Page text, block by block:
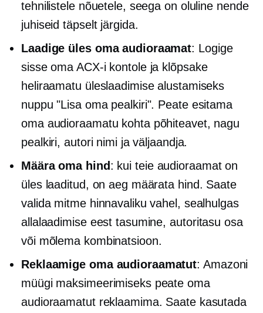
tehnilistele nõuetele, seega on oluline nende
juhiseid täpselt järgida.
Laadige üles oma audioraamat: Logige
sisse oma ACX-i kontole ja klõpsake
heliraamatu üleslaadimise alustamiseks
nuppu "Lisa oma pealkiri". Peate esitama
oma audioraamatu kohta põhiteavet, nagu
pealkiri, autori nimi ja väljaandja.
Määra oma hind: kui teie audioraamat on
üles laaditud, on aeg määrata hind. Saate
valida mitme hinnavaliku vahel, sealhulgas
allalaadimise eest tasumine, autoritasu osa
või mõlema kombinatsioon.
Reklaamige oma audioraamatut: Amazoni
müügi maksimeerimiseks peate oma
audioraamatut reklaamima. Saate kasutada